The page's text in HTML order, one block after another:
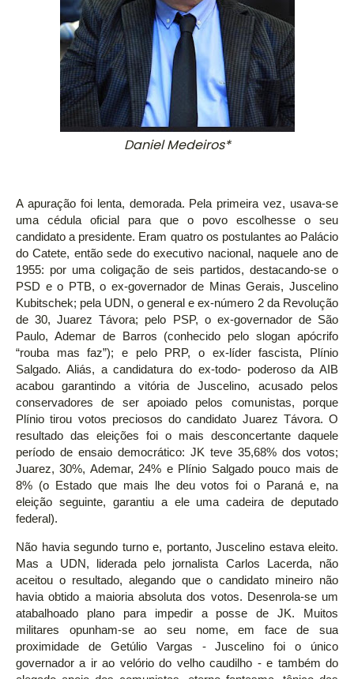
Daniel Medeiros*
A apuração foi lenta, demorada. Pela primeira vez, usava-se
uma cédula oficial para que o povo escolhesse o seu
candidato a presidente. Eram quatro os postulantes ao Palácio
do Catete, então sede do executivo nacional, naquele ano de
1955: por uma coligação de seis partidos, destacando-se o
PSD e o PTB, o ex-governador de Minas Gerais, Juscelino
Kubitschek; pela UDN, o general e ex-número 2 da Revolução
de 30, Juarez Távora; pelo PSP, o ex-governador de São
Paulo, Ademar de Barros (conhecido pelo slogan apócrifo
“rouba mas faz”); e pelo PRP, o ex-líder fascista, Plínio
Salgado. Aliás, a candidatura do ex-todo- poderoso da AIB
acabou garantindo a vitória de Juscelino, acusado pelos
conservadores de ser apoiado pelos comunistas, porque
Plínio tirou votos preciosos do candidato Juarez Távora. O
resultado das eleições foi o mais desconcertante daquele
período de ensaio democrático: JK teve 35,68% dos votos;
Juarez, 30%, Ademar, 24% e Plínio Salgado pouco mais de
8% (o Estado que mais lhe deu votos foi o Paraná e, na
eleição seguinte, garantiu a ele uma cadeira de deputado
federal).
Não havia segundo turno e, portanto, Juscelino estava eleito.
Mas a UDN, liderada pelo jornalista Carlos Lacerda, não
aceitou o resultado, alegando que o candidato mineiro não
havia obtido a maioria absoluta dos votos. Desenrola-se um
atabalhoado plano para impedir a posse de JK. Muitos
militares opunham-se ao seu nome, em face de sua
proximidade de Getúlio Vargas - Juscelino foi o único
governador a ir ao velório do velho caudilho - e também do